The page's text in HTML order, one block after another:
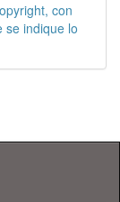
con
se indique lo